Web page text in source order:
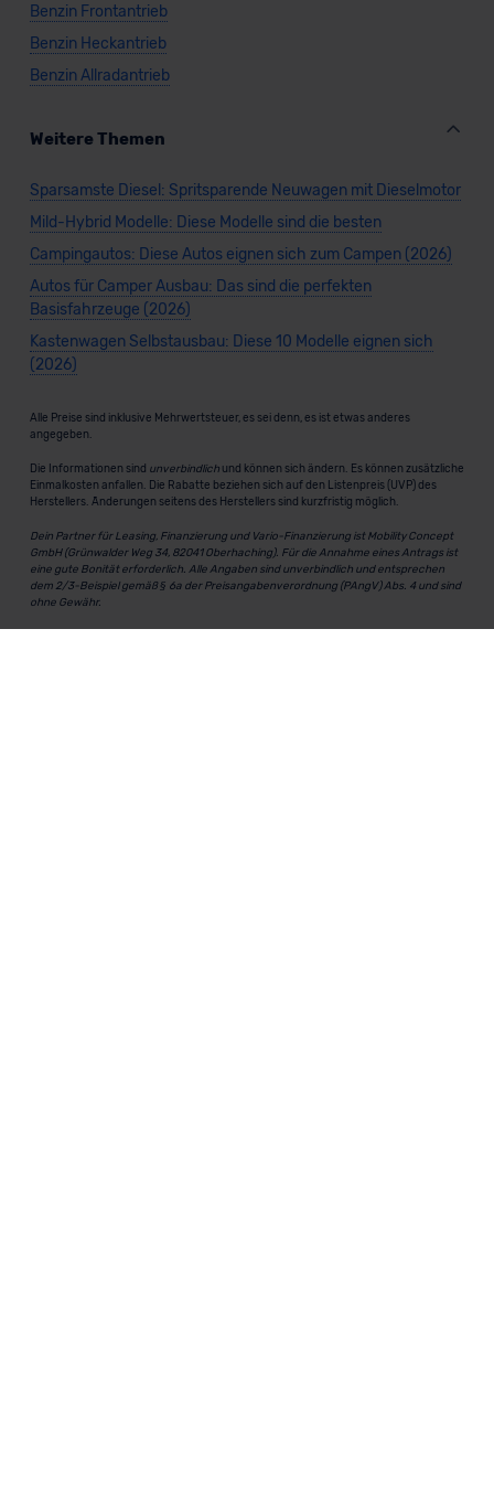
Benzin Frontantrieb
Benzin Heckantrieb
Benzin Allradantrieb
Weitere Themen
Sparsamste Diesel: Spritsparende Neuwagen mit Dieselmotor
Mild-Hybrid Modelle: Diese Modelle sind die besten
Campingautos: Diese Autos eignen sich zum Campen (2026)
Autos für Camper Ausbau: Das sind die perfekten
Basisfahrzeuge (2026)
Kastenwagen Selbstausbau: Diese 10 Modelle eignen sich
(2026)
Alle Preise sind inklusive Mehrwertsteuer, es sei denn, es ist etwas anderes
angegeben.
Die Informationen sind unverbindlichund können sich ändern. Es können zusätzliche
Einmalkosten anfallen. Die Rabatte beziehen sich auf den Listenpreis (UVP) des
Herstellers. Änderungen seitens des Herstellers sind kurzfristig möglich.
Dein Partner für Leasing, Finanzierung und Vario-Finanzierung ist Mobility Concept
GmbH (Grünwalder Weg 34, 82041 Oberhaching). Für die Annahme eines Antrags ist
eine gute Bonität erforderlich. Alle Angaben sind unverbindlich und entsprechen
dem 2/3-Beispiel gemäß § 6a der Preisangabenverordnung (PAngV) Abs. 4 und sind
ohne Gewähr.